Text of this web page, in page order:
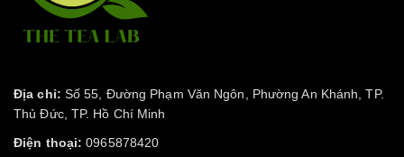
Địa chỉ: Số 55, Đường Phạm Văn Ngôn, Phường An Khánh, TP.
Thủ Đức, TP. Hồ Chí Minh
Điện thoại: 0965878420